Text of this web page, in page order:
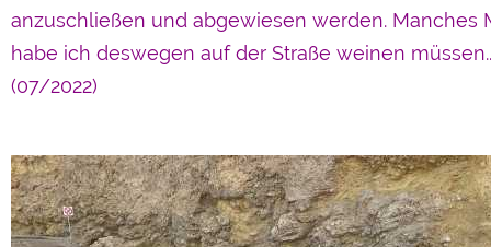
anzuschließen und abgewiesen werden. Manches
habe ich deswegen auf der Straße weinen
(07/2022)